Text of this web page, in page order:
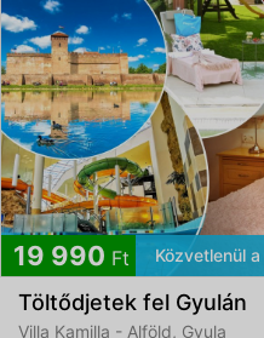
19 990 Ft Közvetlenül
Töltődjetek fel Gyulán
Villa Kamilla - Alföld, Gyula